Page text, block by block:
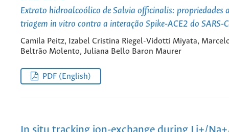
Extrato hidroalcoólico de Salvia officinalis: propriedades
triagem in vitro contra a interação Spike-ACE2 do SARS-
Camila Peitz, Izabel Cristina Riegel-Vidotti Miyata,
Beltrão Molento, Juliana Bello Baron Maurer
PDF (English)